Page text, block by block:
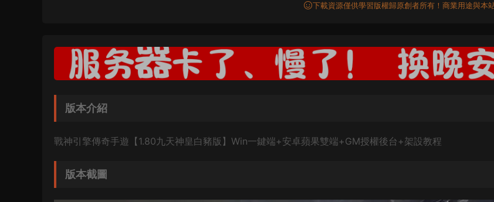
下載資源僅供學習版權歸原創者所有！商業用途與本
版本介紹
戰神引擎傳奇手遊【1.80九天神皇白豬版】Win一鍵端+安卓蘋果雙端+GM授權後台+架設教程
版本截圖